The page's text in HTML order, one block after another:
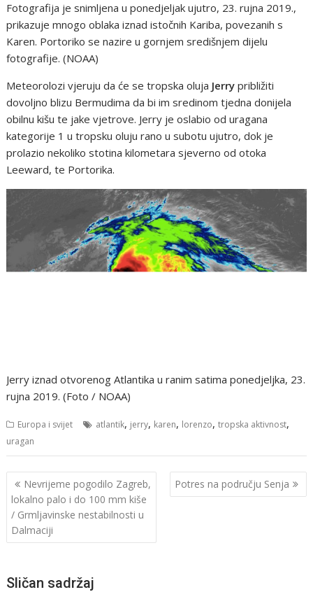
Fotografija je snimljena u ponedjeljak ujutro, 23. rujna 2019.,
prikazuje mnogo oblaka iznad istočnih Kariba, povezanih s
Karen. Portoriko se nazire u gornjem središnjem dijelu
fotografije. (NOAA)
Meteorolozi vjeruju da će se tropska oluja Jerry približiti
dovoljno blizu Bermudima da bi im sredinom tjedna donijela
obilnu kišu te jake vjetrove. Jerry je oslabio od uragana
kategorije 1 u tropsku oluju rano u subotu ujutro, dok je
prolazio nekoliko stotina kilometara sjeverno od otoka
Leeward, te Portorika.
Jerry iznad otvorenog Atlantika u ranim satima ponedjeljka, 23.
rujna 2019. (Foto / NOAA)
Europa i svijet atlantik, jerry, karen, lorenzo,tropska aktivnost,
uragan
Navigacija
objava
Nevrijeme pogodilo Zagreb,
lokalno palo i do 100 mm kiše
/ Grmljavinske nestabilnosti u
Dalmaciji
Potres na području Senja
Sličan sadržaj